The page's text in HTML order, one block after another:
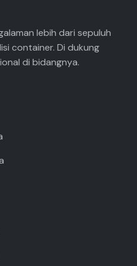
lebih dari sepuluh
container. Di dukung
di bidangnya.